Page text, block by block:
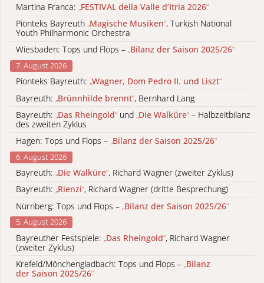
Martina Franca: „FESTIVAL della Valle d’Itria 2026“
Pionteks Bayreuth „Magische Musiken“, Turkish National
Youth Philharmonic Orchestra
Wiesbaden: Tops und Flops – „Bilanz der Saison 2025/26“
7. August 2026
Pionteks Bayreuth: „Wagner, Dom Pedro II. und Liszt“
Bayreuth: „Brünnhilde brennt“, Bernhard Lang
Bayreuth: „Das Rheingold“ und „Die Walküre“ – Halbzeitbilanz
des zweiten Zyklus
Hagen: Tops und Flops – „Bilanz der Saison 2025/26“
6. August 2026
Bayreuth: „Die Walküre“, Richard Wagner (zweiter Zyklus)
Bayreuth: „Rienzi“, Richard Wagner (dritte Besprechung)
Nürnberg: Tops und Flops – „Bilanz der Saison 2025/26“
5. August 2026
Bayreuther Festspiele: „Das Rheingold“, Richard Wagner
(zweiter Zyklus)
Krefeld/Mönchengladbach: Tops und Flops – „Bilanz
der Saison 2025/26“